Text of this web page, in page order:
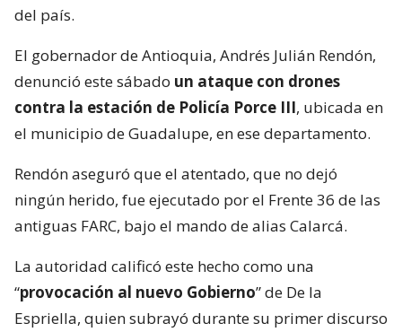
del país.
El gobernador de Antioquia, Andrés Julián Rendón,
denunció este sábado un ataque con drones
contra la estación de Policía Porce III, ubicada en
el municipio de Guadalupe, en ese departamento.
Rendón aseguró que el atentado, que no dejó
ningún herido, fue ejecutado por el Frente 36 de las
antiguas FARC, bajo el mando de alias Calarcá.
La autoridad calificó este hecho como una
“provocación al nuevo Gobierno” de De la
Espriella, quien subrayó durante su primer discurso